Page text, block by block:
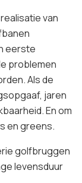
van
eerste
problemen
Als de
jaren
En om
en greens.
golfbruggen
levensduur